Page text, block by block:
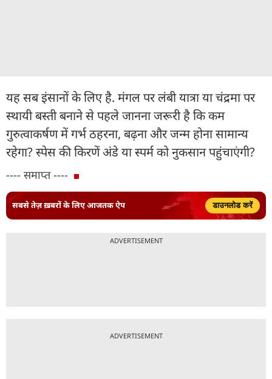
यह सब इंसानों के लिए है. मंगल पर लंबी यात्रा या चंद्रमा पर
स्थायी बस्ती बनाने से पहले जानना जरूरी है कि कम
गुरुत्वाकर्षण में गर्भ ठहरना, बढ़ना और जन्म होना सामान्य
रहेगा? स्पेस की किरणें अंडे या स्पर्म को नुकसान पहुंचाएंगी?
---- समाप्त ----
सबसे तेज़ ख़बरों के लिए आजतक ऐप डाउनलोड करें
ADVERTISEMENT
ADVERTISEMENT